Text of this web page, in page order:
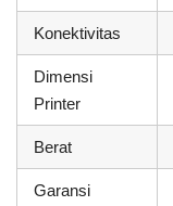
Konektivitas
Dimensi
Printer
Berat
Garansi